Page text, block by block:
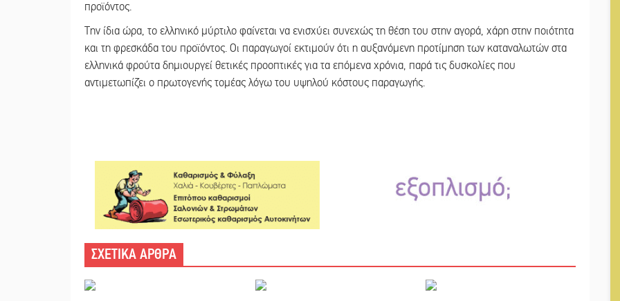
προϊόντος.
Την ίδια ώρα, το ελληνικό μύρτιλο φαίνεται να ενισχύει συνεχώς τη θέση του στην αγορά, χάρη στην ποιότητα
και τη φρεσκάδα του προϊόντος. Οι παραγωγοί εκτιμούν ότι η αυξανόμενη προτίμηση των καταναλωτών στα
ελληνικά φρούτα δημιουργεί θετικές προοπτικές για τα επόμενα χρόνια, παρά τις δυσκολίες που
αντιμετωπίζει ο πρωτογενής τομέας λόγω του υψηλού κόστους παραγωγής.
ΣΧΕΤΙΚΑ ΑΡΘΡΑ